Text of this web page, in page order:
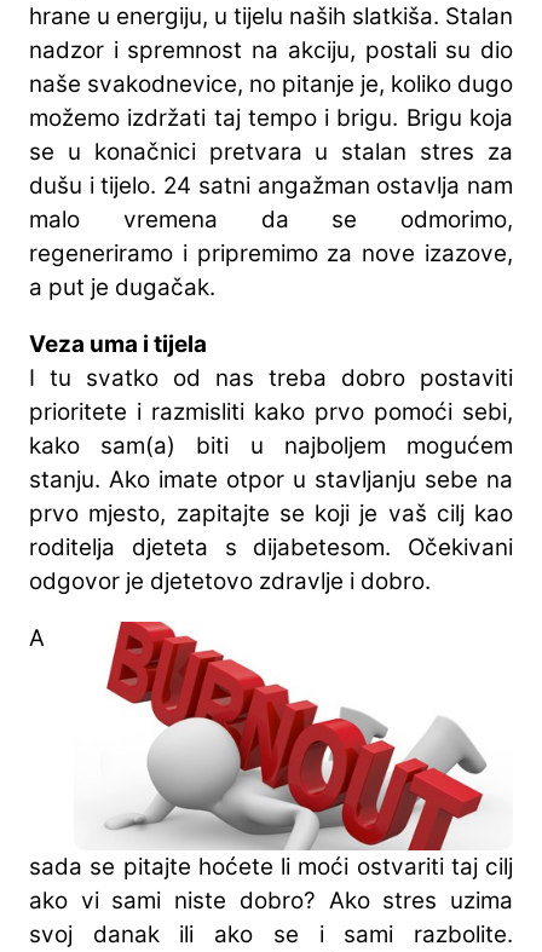
hrane u energiju, u tijelu naših slatkiša. Stalan
nadzor i spremnost na akciju, postali su dio
naše svakodnevice, no pitanje je, koliko dugo
možemo izdržati taj tempo i brigu. Brigu koja
se u konačnici pretvara u stalan stres za
dušu i tijelo. 24 satni angažman ostavlja nam
malo vremena da se odmorimo,
regeneriramo i pripremimo za nove izazove,
a put je dugačak.
Veza uma i tijela
I tu svatko od nas treba dobro postaviti
prioritete i razmisliti kako prvo pomoći sebi,
kako sam(a) biti u najboljem mogućem
stanju. Ako imate otpor u stavljanju sebe na
prvo mjesto, zapitajte se koji je vaš cilj kao
roditelja djeteta s dijabetesom. Očekivani
odgovor je djetetovo zdravlje i dobro.
A
sada se pitajte hoćete li moći ostvariti taj cilj
ako vi sami niste dobro? Ako stres uzima
svoj danak ili ako se i sami razbolite.